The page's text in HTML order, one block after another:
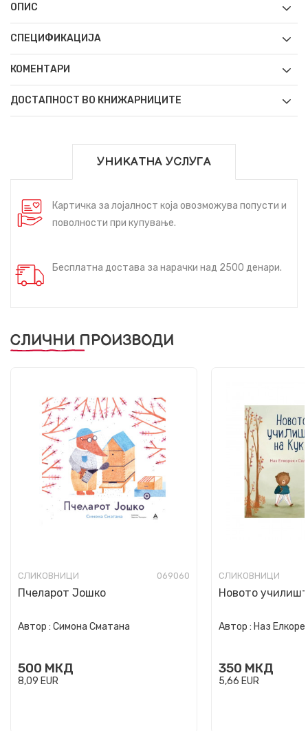
ОПИС
СПЕЦИФИКАЦИЈА
КОМЕНТАРИ
ДОСТАПНОСТ ВО КНИЖАРНИЦИТЕ
УНИКАТНА УСЛУГА
Картичка за лојалност која овозможува попусти и
поволности при купување.
Бесплатна достава за нарачки над 2500 денари.
СЛИЧНИ ПРОИЗВОДИ
СЛИКОВНИЦИ 069060
Пчеларот Јошко
Автор : Симона Сматана
500 МКД
8,09 EUR
СЛИКОВНИЦИ
Новото
Автор : Наз
350 МКД
5,66 EUR